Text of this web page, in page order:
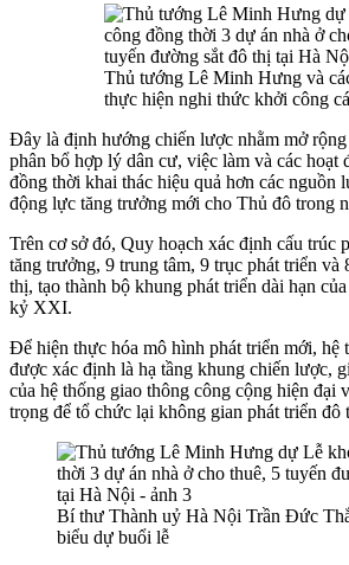
Thủ tướng Lê Minh Hưng và
thực hiện nghi thức khởi công
Đây là định hướng chiến lược nhằm mở
phân bổ hợp lý dân cư, việc làm và các hoạt
đồng thời khai thác hiệu quả hơn các nguồn
động lực tăng trưởng mới cho Thủ đô trong
Trên cơ sở đó, Quy hoạch xác định cấu trúc
tăng trưởng, 9 trung tâm, 9 trục phát triển và
thị, tạo thành bộ khung phát triển dài hạn
kỷ XXI.
Để hiện thực hóa mô hình phát triển mới, hệ
được xác định là hạ tầng khung chiến lược,
của hệ thống giao thông công cộng hiện đại
trọng để tổ chức lại không gian phát triển đô
Bí thư Thành uỷ Hà Nội Trần Đức
biểu dự buổi lễ